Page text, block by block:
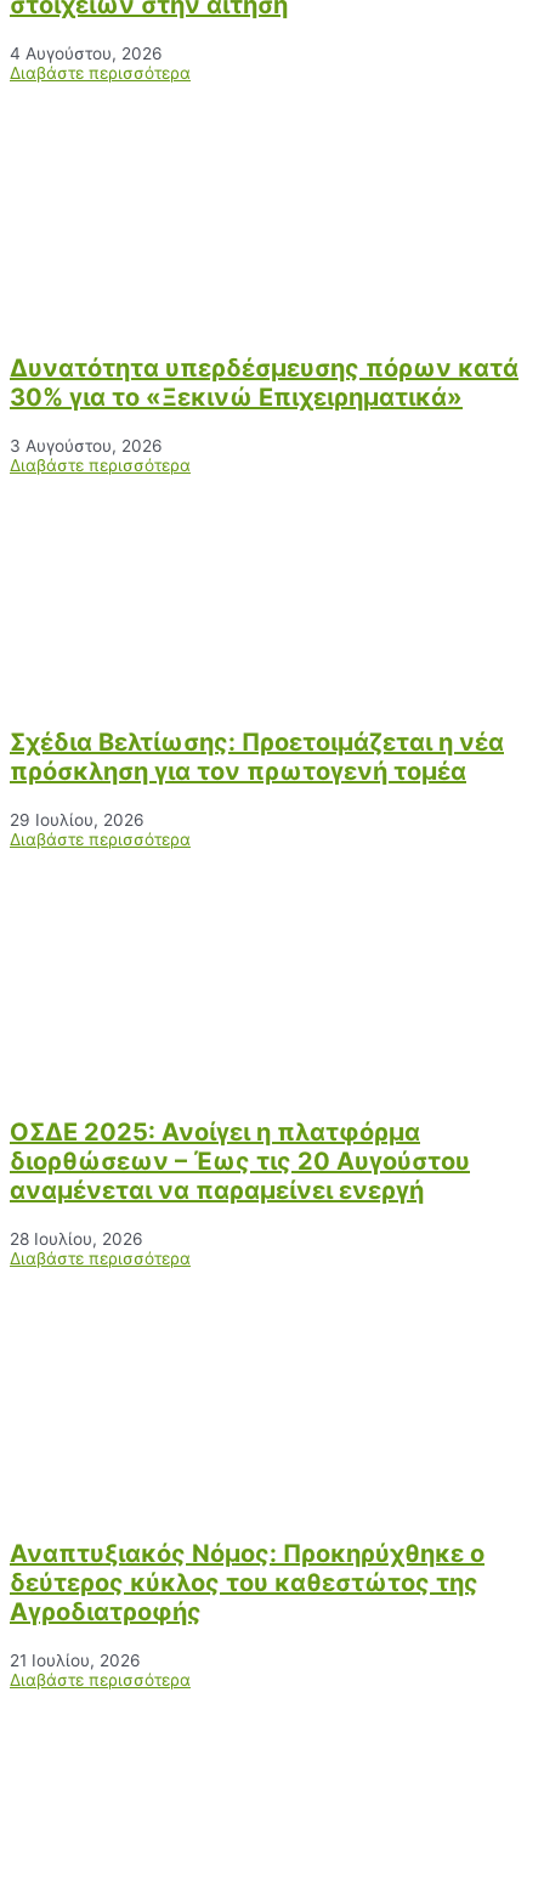
4 Αυγούστου, 2026
Διαβάστε περισσότερα
Δυνατότητα υπερδέσμευσης πόρων κατά
30% για το «Ξεκινώ Επιχειρηματικά»
3 Αυγούστου, 2026
Διαβάστε περισσότερα
Σχέδια Βελτίωσης: Προετοιμάζεται η νέα
πρόσκληση για τον πρωτογενή τομέα
29 Ιουλίου, 2026
Διαβάστε περισσότερα
ΟΣΔΕ 2025: Ανοίγει η πλατφόρμα
διορθώσεων – Έως τις 20 Αυγούστου
αναμένεται να παραμείνει ενεργή
28 Ιουλίου, 2026
Διαβάστε περισσότερα
Αναπτυξιακός Νόμος: Προκηρύχθηκε ο
δεύτερος κύκλος του καθεστώτος της
Αγροδιατροφής
21 Ιουλίου, 2026
Διαβάστε περισσότερα